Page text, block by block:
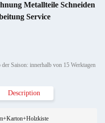
Metallteile Schneiden
Service
Saison: innerhalb von 15 Werktagen
Description